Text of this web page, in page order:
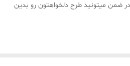
میتونید طرح دلخواهتون رو بدین